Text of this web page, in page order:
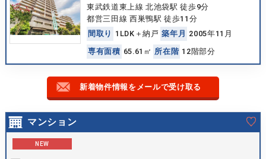
東武鉄道東上線 北池袋駅 徒歩9分
都営三田線 西巣鴨駅 徒歩11分
間 取 り 1LDK＋納戸 築年 月 2005年11月
専有面積 65.61㎡ 所在 階 12階部分
新着物件情報をメールで受け取る
マンション
NEW